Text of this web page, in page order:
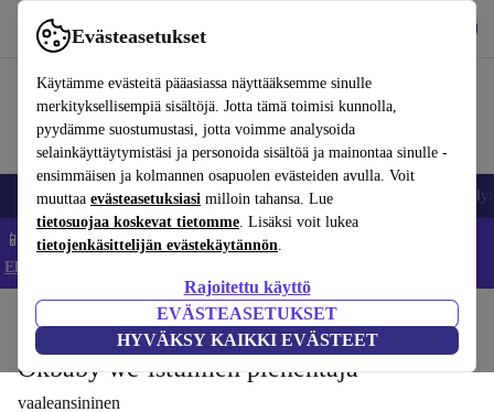
Evästeasetukset
Käytämme evästeitä pääasiassa näyttääksemme sinulle
merkityksellisempiä sisältöjä. Jotta tämä toimisi kunnolla,
pyydämme suostumustasi, jotta voimme analysoida
selainkäyttäytymistäsi ja personoida sisältöä ja mainontaa sinulle -
ensimmäisen ja kolmannen osapuolen evästeiden avulla. Voit
muuttaa evästeasetuksiasi milloin tahansa. Lue
tietosuojaa koskevat tietomme. Lisäksi voit lukea
tietojenkäsittelijän evästekäytännön.
Rajoitettu käyttö
EVÄSTEASETUKSET
HYVÄKSY KAIKKI EVÄSTEET
Käytä refurbed-palvelua nopeasti ja helposti
Matkapuhelimet ja älypuhelimet Kannettavat tietokoneet
📱 Säästä 5 % LISÄÄ iPhoneista – Koodi: IPHONEDEAL –
Ehdot ja säännöt
Potat ja pesut Potat
Okbaby wc-istuimen pienentäjä
vaaleansininen